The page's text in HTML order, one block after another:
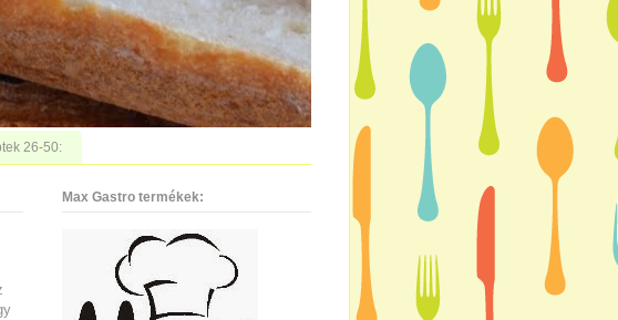
26-50:
Max Gastro termékek: